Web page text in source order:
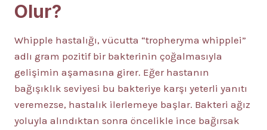
Olur?
Whipple hastalığı, vücutta “tropheryma whipplei”
adlı gram pozitif bir bakterinin çoğalmasıyla
gelişimin aşamasına girer. Eğer hastanın
bağışıklık seviyesi bu bakteriye karşı yeterli yanıtı
veremezse, hastalık ilerlemeye başlar. Bakteri ağız
yoluyla alındıktan sonra öncelikle ince bağırsak